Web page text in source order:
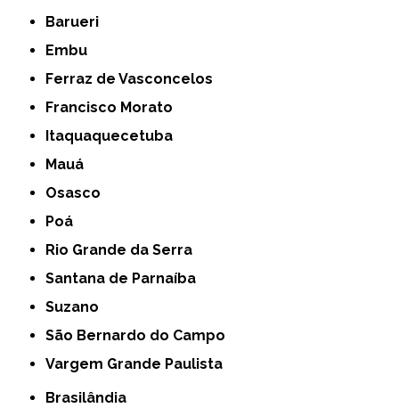
Barueri
Embu
Ferraz de Vasconcelos
Francisco Morato
Itaquaquecetuba
Mauá
Osasco
Poá
Rio Grande da Serra
Santana de Parnaíba
Suzano
São Bernardo do Campo
Vargem Grande Paulista
Brasilândia